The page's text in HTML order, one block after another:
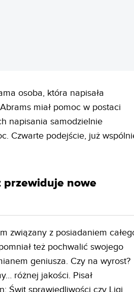
osoba, która napisała
miał pomoc w postaci
napisania samodzielnie
Czwarte podejście, już
przewiduje nowe
związany z posiadaniem
też pochwalić swojego
geniusza. Czy na wyrost?
różnej jakości. Pisał
Świt sprawiedliwości czy Ligi